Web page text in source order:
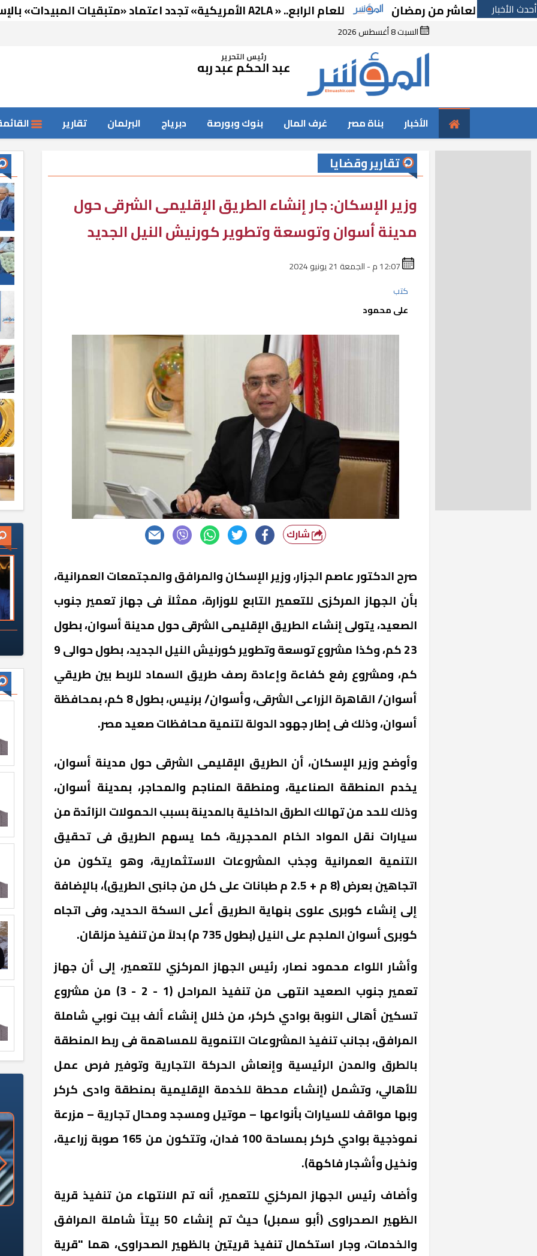
أحدث الأخبار
لعاشر من رمضان للعام الرابع.. « A2LA الأمريكية» تجدد اعتماد «متبقيات المبيدات» بالإسماعيلية
السبت 8 أغسطس 2026
رئيس التحرير
عبد الحكم عبد ربه
الأخبار بناة مصر غرف المال بنوك وبورصة دبرياج البرلمان تقارير
تقارير وقضايا
وزير الإسكان: جار إنشاء الطريق الإقليمى الشرقى حول
مدينة أسوان وتوسعة وتطوير كورنيش النيل الجديد
كتب
على محمود
شارك
صرح الدكتور عاصم الجزار، وزير الإسكان والمرافق والمجتمعات العمرانية،
بأن الجهاز المركزى للتعمير التابع للوزارة، ممثلاً فى جهاز تعمير جنوب
الصعيد، يتولى إنشاء الطريق الإقليمى الشرقى حول مدينة أسوان، بطول
23 كم، وكذا مشروع توسعة وتطوير كورنيش النيل الجديد، بطول حوالى 9
كم، ومشروع رفع كفاءة وإعادة رصف طريق السماد للربط بين طريقي
أسوان/ القاهرة الزراعى الشرقى، وأسوان/ برنيس، بطول 8 كم، بمحافظة
أسوان، وذلك فى إطار جهود الدولة لتنمية محافظات صعيد مصر.
وأوضح وزير الإسكان، أن الطريق الإقليمى الشرقى حول مدينة أسوان،
يخدم المنطقة الصناعية، ومنطقة المناجم والمحاجر، بمدينة أسوان،
وذلك للحد من تهالك الطرق الداخلية بالمدينة بسبب الحمولات الزائدة من
سيارات نقل المواد الخام المحجرية، كما يسهم الطريق فى تحقيق
التنمية العمرانية وجذب المشروعات الاستثمارية، وهو يتكون من
اتجاهين بعرض (8 م + 2.5 م طبانات على كل من جانبى الطريق)، بالإضافة
إلى إنشاء كوبرى علوى بنهاية الطريق أعلى السكة الحديد، وفى اتجاه
كوبرى أسوان الملجم على النيل (بطول 735 م) بدلاً من تنفيذ مزلقان.
وأشار اللواء محمود نصار، رئيس الجهاز المركزي للتعمير، إلى أن جهاز
تعمير جنوب الصعيد انتهى من تنفيذ المراحل (1 - 2 - 3) من مشروع
تسكين أهالى النوبة بوادي كركر، من خلال إنشاء ألف بيت نوبي شاملة
المرافق، بجانب تنفيذ المشروعات التنموية للمساهمة فى ربط المنطقة
بالطرق والمدن الرئيسية وإنعاش الحركة التجارية وتوفير فرص عمل
للأهالي، وتشمل (إنشاء محطة للخدمة الإقليمية بمنطقة وادى كركر
وبها مواقف للسيارات بأنواعها – موتيل ومسجد ومحال تجارية – مزرعة
نموذجية بوادي كركر بمساحة 100 فدان، وتتكون من 165 صوبة زراعية،
ونخيل وأشجار فاكهة).
وأضاف رئيس الجهاز المركزي للتعمير، أنه تم الانتهاء من تنفيذ قرية
الظهير الصحراوى (أبو سمبل) حيث تم إنشاء 50 بيتاً شاملة المرافق
والخدمات، وجار استكمال تنفيذ قريتين بالظهير الصحراوى، هما "قرية
«وزارة الآثار»: العُثور على 10 توابيت
خشبية بفناء مقبرة "باكي"
سلامة الغذاء: 285 ألف طن صادرات
غذائية في أسبوع